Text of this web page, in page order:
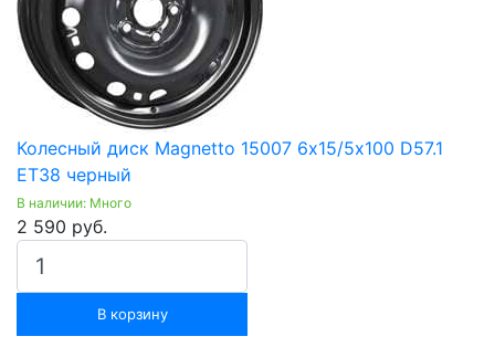
Колесный диск Magnetto 15007 6х15/5х100 D57.1
ET38 черный
В наличии: Много
2 590 руб.
В корзину